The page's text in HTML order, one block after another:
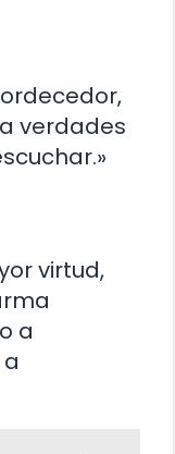
verdades
virtud,
a